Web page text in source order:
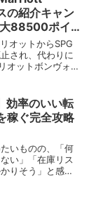
...
の紹介キャン
88500ポイ
オットからSPG
され、代わりに
オットボンヴォ
リ...
効率のいい転
稼ぐ完全攻略
いものの、「何
い」「在庫リス
りそう」と感じ